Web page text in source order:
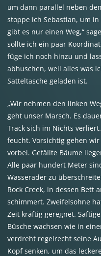
um dann parallel neben
stoppe ich Sebastian, um
gibt es nur einen Weg,“
sollte ich ein paar
füge ich noch hinzu und
abhuschen, weil alles was
Satteltasche geladen ist.
„Wir nehmen den linken
geht unser Marsch. Es
Track sich im Nichts
feucht. Vorsichtig gehen
vorbei. Gefällte Bäume
Alle paar hundert Meter
Wasserader zu
Rock Creek, in dessen Bett
schimmert. Zweifelsohne
Zeit kräftig geregnet.
Büsche wachsen wie in
verdreht regelrecht seine
Kopf senken, um das